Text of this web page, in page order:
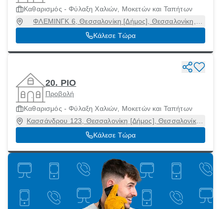
Καθαρισμός - Φύλαξη Χαλιών, Μοκετών και Ταπήτων
ΦΛΕΜΙΝΓΚ 6, Θεσσαλονίκη [Δήμος], Θεσσαλονίκη,
61100
Κάλεσε Τώρα
20. ΡΙΟ
Προβολή
Καθαρισμός - Φύλαξη Χαλιών, Μοκετών και Ταπήτων
Κασσάνδρου 123, Θεσσαλονίκη [Δήμος], Θεσσαλονίκη,
54634
Κάλεσε Τώρα